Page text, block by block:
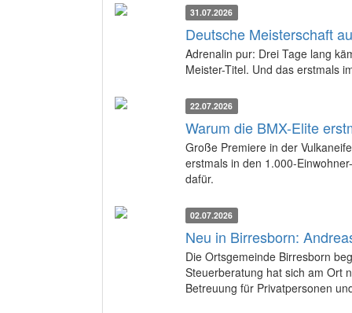
31.07.2026
Deutsche Meisterschaft
Adrenalin pur: Drei Tage lang
Meister-Titel. Und das erstmals
22.07.2026
Warum die BMX-Elite
Große Premiere in der
erstmals in den 1.000-
dafür.
02.07.2026
Neu in Birresborn:
Die Ortsgemeinde Birresborn
Steuerberatung hat sich am Ort
Betreuung für Privatpersonen